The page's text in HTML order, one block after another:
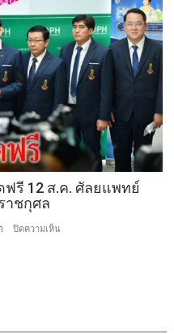
สหกรณ์
ลงพื้น
ที่
จังหวัด
เลย
มอบ
5
สั่ง
การ
งาน
รี 12 ส.ค. ศัลยแพทย์
าชกุศล
ปิดความเห็น